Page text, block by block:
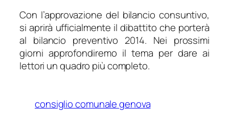
Con l’approvazione del bilancio consuntivo,
si aprirà ufficialmente il dibattito che porterà
al bilancio preventivo 2014. Nei prossimi
giorni approfondiremo il tema per dare ai
lettori un quadro più completo.
consiglio comunale genova